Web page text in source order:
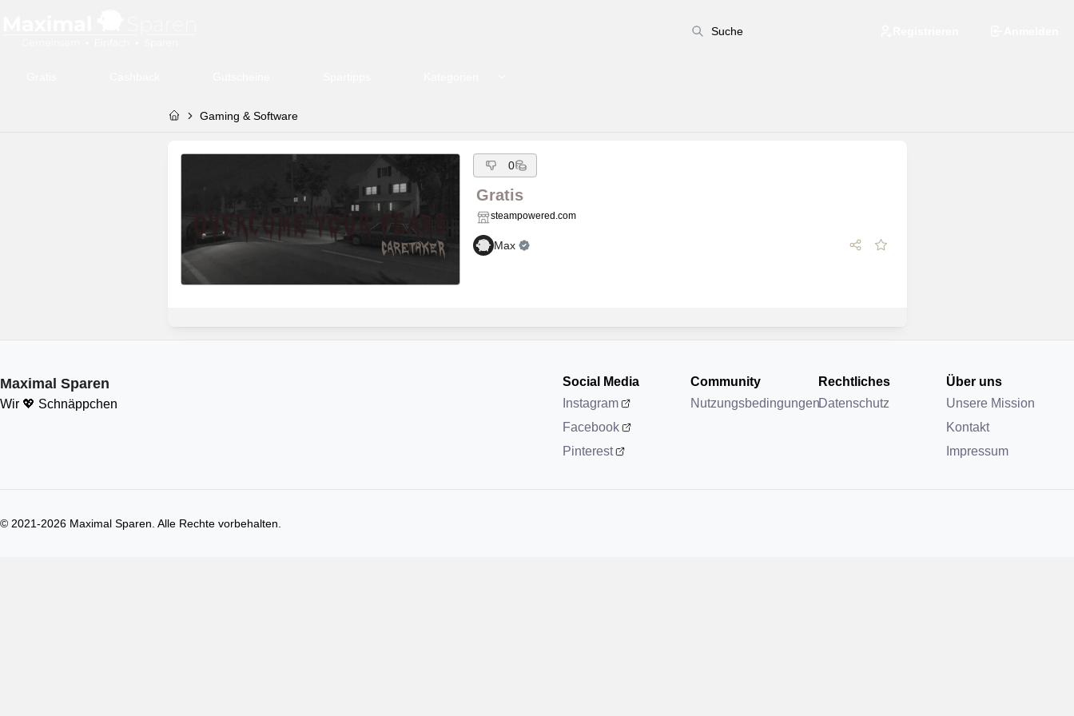
Gaming & Software
0
Gratis
steampowered.com
Max
Maximal Sparen
Wir 💖 Schnäppchen
Social Media
Instagram
Facebook
Pinterest
Community
Nutzungsbedingungen
Rechtliches
Datenschutz
Über uns
Unsere Mission
Kontakt
Impressum
© 2021-2026 Maximal Sparen. Alle Rechte vorbehalten.